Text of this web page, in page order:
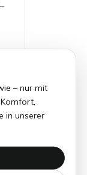
– nur mit
in unserer